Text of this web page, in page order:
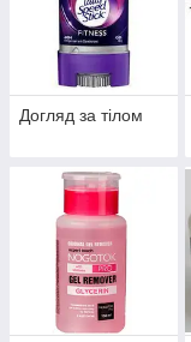
Догляд за тілом